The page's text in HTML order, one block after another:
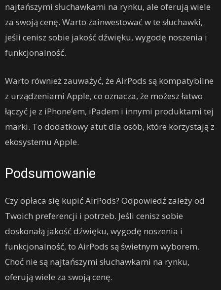
najtańszymi słuchawkami na rynku, ale oferują wiele
za swoją cenę. Warto zainwestować w te słuchawki,
jeśli cenisz sobie jakość dźwięku, wygodę noszenia i
funkcjonalność.
Warto również zauważyć, że AirPods są kompatybilne
z urządzeniami Apple, co oznacza, że ​​możesz łatwo
łączyć je z iPhone’em, iPadem i innymi produktami tej
marki. To dodatkowy atut dla osób, które korzystają z
ekosystemu Apple.
Podsumowanie
Czy opłaca się kupić AirPods? Odpowiedź zależy od
Twoich preferencji i potrzeb. Jeśli cenisz sobie
doskonałą jakość dźwięku, wygodę noszenia i
funkcjonalność, to AirPods są świetnym wyborem.
Choć nie są najtańszymi słuchawkami na rynku,
oferują wiele za swoją cenę.